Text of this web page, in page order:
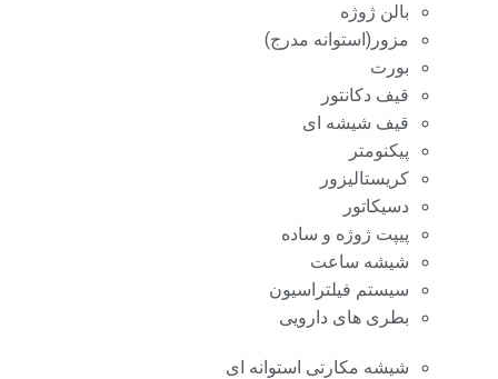
بالن ژوژه
مزور(استوانه مدرج)
بورت
قیف دکانتور
قیف شیشه ای
پیکنومتر
کریستالیزور
دسیکاتور
پیپت ژوژه و ساده
شیشه ساعت
سیستم فیلتراسیون
بطری های دارویی
شیشه مکارتی استوانه ای